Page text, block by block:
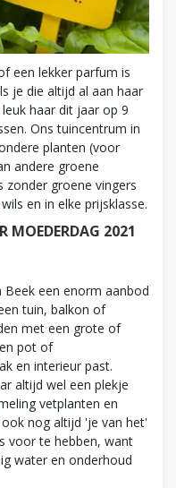
een lekker parfum is
je die altijd al aan haar
haar dit jaar op 9
Ons tuincentrum in
planten (voor
andere groene
zonder groene vingers
en in elke prijsklasse.
MOEDERDAG 2021
een enorm aanbod
tuin, balkon of
met een grote of
pot of
en interieur past.
altijd wel een plekje
vetplanten en
nog altijd 'je van het'
voor te hebben, want
water en onderhoud